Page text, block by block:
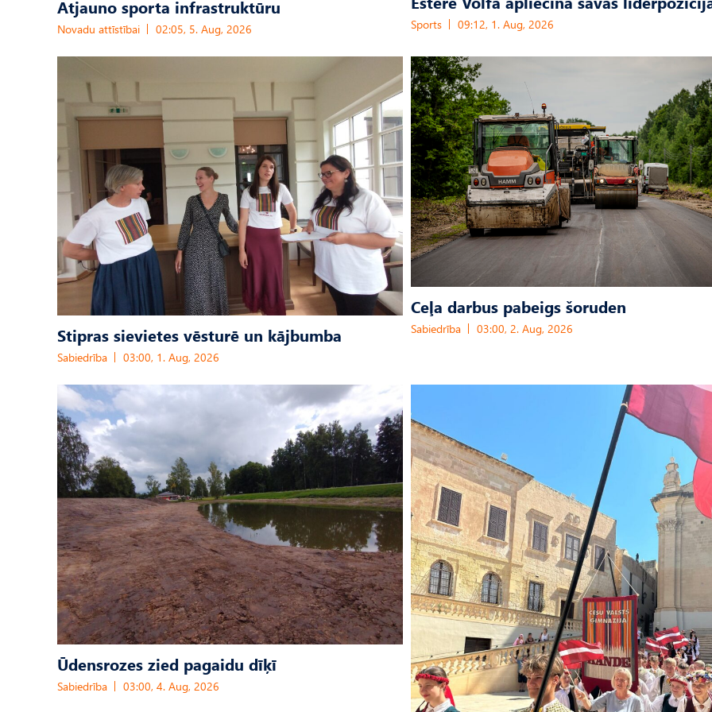
Atjauno sporta infrastruktūru
Novadu attīstībai 02:05, 5. Aug, 2026 Sports 09:12, 1. Aug, 2026
Stipras sievietes vēsturē un kājbumba
Sabiedrība 03:00, 1. Aug, 2026
Ceļa darbus pabeigs šoruden
Sabiedrība 03:00, 2. Aug, 2026
Ūdensrozes zied pagaidu dīķī
Sabiedrība 03:00, 4. Aug, 2026